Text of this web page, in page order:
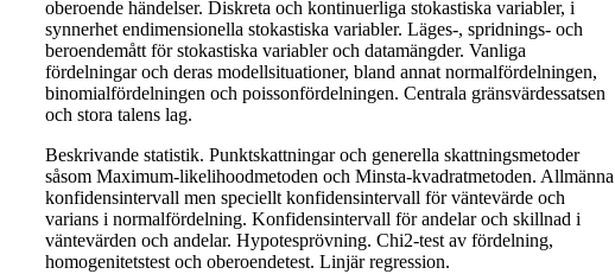
oberoende händelser. Diskreta och kontinuerliga stokastiska variabler, i
synnerhet endimensionella stokastiska variabler. Läges-, spridnings- och
beroendemått för stokastiska variabler och datamängder. Vanliga
fördelningar och deras modellsituationer, bland annat normalfördelningen,
binomialfördelningen och poissonfördelningen. Centrala gränsvärdessatsen
och stora talens lag.
Beskrivande statistik. Punktskattningar och generella skattningsmetoder
såsom Maximum-likelihoodmetoden och Minsta-kvadratmetoden. Allmänna
konfidensintervall men speciellt konfidensintervall för väntevärde och
varians i normalfördelning. Konfidensintervall för andelar och skillnad i
väntevärden och andelar. Hypotesprövning. Chi2-test av fördelning,
homogenitetstest och oberoendetest. Linjär regression.